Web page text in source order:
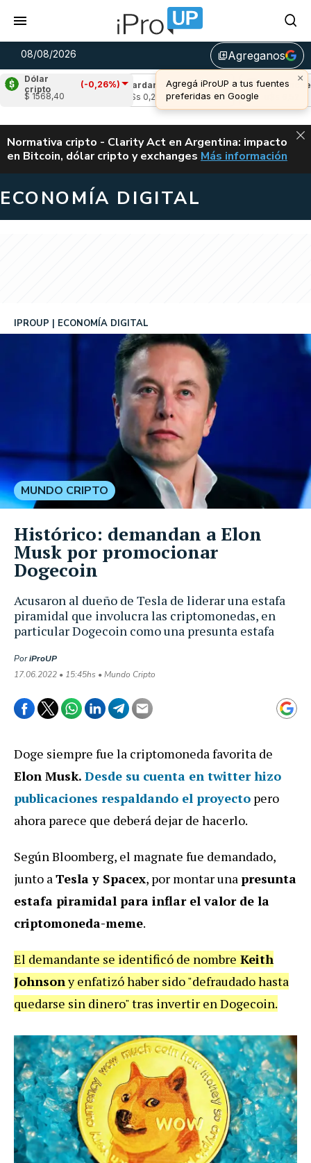
08/08/2026 library_addAgreganos
×
Agregá iProUP a tus fuentes
preferidas en Google
Dólar
cripto
(-0,26%)
$ 1568,40
Cardano
(-1,43%)
u$s 0,20
Avalanche
u$s 6,52
ALERTA
Normativa cripto - Clarity Act en Argentina: impacto
en Bitcoin, dólar cripto y exchanges CLARITY ACT EN
Más información
ECONOMÍA DIGITAL
Acusaron al dueño de Tesla de liderar una estafa
piramidal que involucra las criptomonedas, en
particular Dogecoin como una presunta estafa
IPROUP ECONOMÍA DIGITAL
PoriProUP
17.06.2022 • 15:45hs • Mundo Cripto
MUNDO CRIPTO
Histórico: demandan a Elon
Musk por promocionar
Dogecoin
Doge siempre fue la criptomoneda favorita de
Elon Musk. Desde su cuenta en twitterhizo
publicaciones respaldando el proyecto pero
ahora parece que deberá dejar de hacerlo.
Según Bloomberg, el magnate fue demandado,
junto aTesla y Spacex, por montar unapresunta
estafa piramidal para inflar el valor de la
criptomoneda-meme.
El demandante se identificó de nombre Keith
Johnsony enfatizó haber sido "defraudado hasta
quedarse sin dinero" tras invertir en Dogecoin.